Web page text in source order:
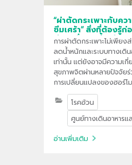
“ผ่าตัดกระเพาะกับคว
ซึมเศร้า” สิ่งที่ต้องรู้ก่
ชีวิต เพื่อลดน้ำหนักอ
การผ่าตัดกระเพาะไม่เพีย
ลดน้ำหนักและระบบทางเดิน
เท่านั้น แต่ยังอาจมีความเ
สุขภาพจิตผ่านหลายปัจจัย
การเปลี่ยนแปลงของฮอร์โ
ซึมสารอาหาร สารเคมีในสม
การปรับตัวต่อวิถีชีวิตใหม่ห
โรคอ้วน
ศูนย์ทางเดินอาหารแ
อ่านเพิ่มเติม